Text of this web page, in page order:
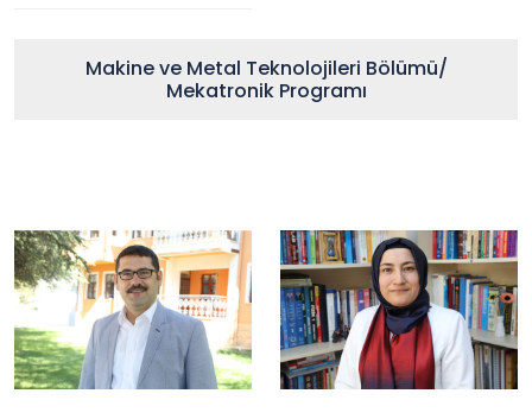
Makine ve Metal Teknolojileri Bölümü/
Mekatronik Programı